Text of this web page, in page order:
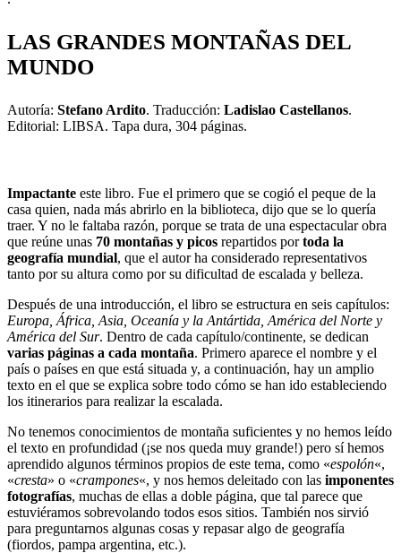
LAS GRANDES MONTAÑAS DEL
MUNDO
Autoría: Stefano Ardito. Traducción: Ladislao Castellanos.
Editorial: LIBSA. Tapa dura, 304 páginas.
Impactante este libro. Fue el primero que se cogió el peque de la
casa quien, nada más abrirlo en la biblioteca, dijo que se lo quería
traer. Y no le faltaba razón, porque se trata de una espectacular obra
que reúne unas 70 montañas y picos repartidos portoda la
geografía mundial, que el autor ha considerado representativos
tanto por su altura como por su dificultad de escalada y belleza.
Después de una introducción, el libro se estructura en seis capítulos:
Europa, África, Asia, Oceanía y la Antártida, América del Norte y
América del Sur. Dentro de cada capítulo/continente, se dedican
varias páginas a cada montaña. Primero aparece el nombre y el
país o países en que está situada y, a continuación, hay un amplio
texto en el que se explica sobre todo cómo se han ido estableciendo
los itinerarios para realizar la escalada.
No tenemos conocimientos de montaña suficientes y no hemos leído
el texto en profundidad (¡se nos queda muy grande!) pero sí hemos
aprendido algunos términos propios de este tema, como «espolón«,
«cresta» o «crampones«, y nos hemos deleitado con las imponentes
fotografías, muchas de ellas a doble página, que tal parece que
estuviéramos sobrevolando todos esos sitios. También nos sirvió
para preguntarnos algunas cosas y repasar algo de geografía
(fiordos, pampa argentina, etc.).